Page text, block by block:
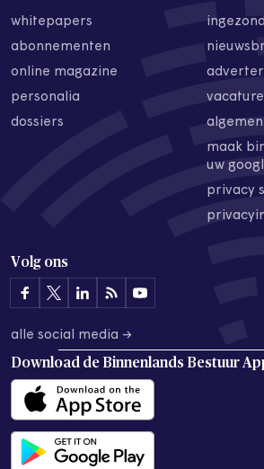
whitepapers
abonnementen
online magazine
personalia
dossiers
maak
uw
privacy
Volg ons
alle social media →
Download de Binnenlands Bestuur